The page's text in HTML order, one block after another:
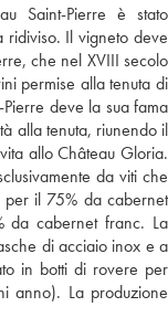
Saint-Pierre è stato
ridiviso. Il vigneto deve
che nel XVIII secolo
permise alla tenuta di
deve la sua fama
alla tenuta, riunendo il
allo Château Gloria.
da viti che
il 75% da cabernet
da cabernet franc. La
di acciaio inox e a
in botti di rovere per
anno). La produzione